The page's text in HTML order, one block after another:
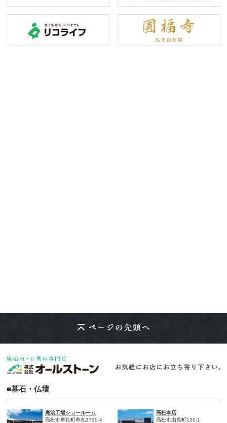
■墓石・仏壇
庵治工場ショールーム
高松市牟礼町牟礼3720-4
高松本店
高松市由良町120-1